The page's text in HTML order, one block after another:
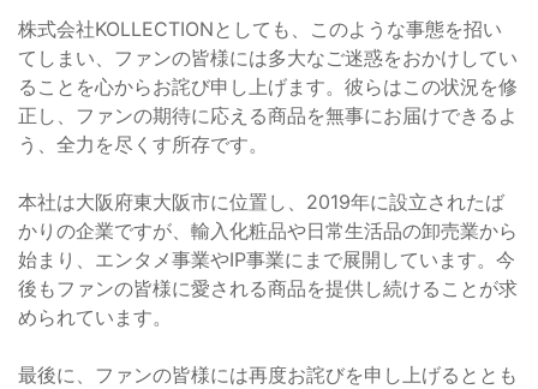
株式会社KOLLECTIONとしても、このような事態を招い
てしまい、ファンの皆様には多大なご迷惑をおかけしてい
ることを心からお詫び申し上げます。彼らはこの状況を修
正し、ファンの期待に応える商品を無事にお届けできるよ
う、全力を尽くす所存です。
本社は大阪府東大阪市に位置し、2019年に設立されたば
かりの企業ですが、輸入化粧品や日常生活品の卸売業から
始まり、エンタメ事業やIP事業にまで展開しています。今
後もファンの皆様に愛される商品を提供し続けることが求
められています。
最後に、ファンの皆様には再度お詫びを申し上げるととも